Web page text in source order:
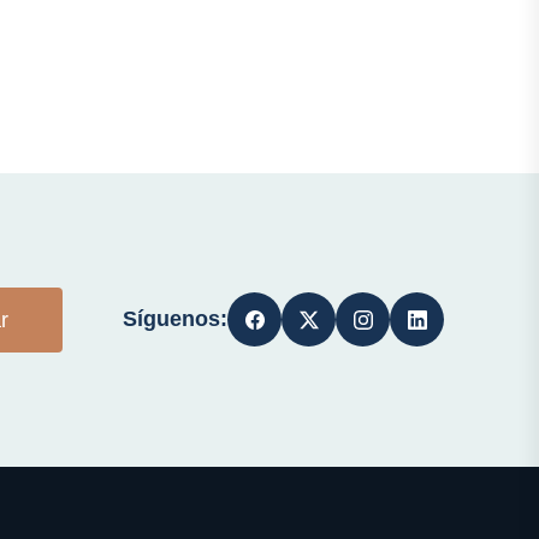
Síguenos: